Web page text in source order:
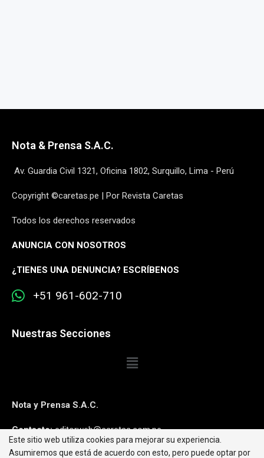
Nota & Prensa S.A.C.
Av. Guardia Civil 1321, Oficina 1802, Surquillo, Lima - Perú
Copyright ©caretas.pe | Por Revista Caretas
Todos los derechos reservados
ANUNCIA CON NOSOTROS
¿TIENES UNA DENUNCIA? ESCRÍBENOS
+51 961-602-710
Nuestras Secciones
Nota y Prensa S.A.C.
Contacto:editorweb@caretas.com.pe
Síguenos:
Este sitio web utiliza cookies para mejorar su experiencia.
Asumiremos que está de acuerdo con esto, pero puede optar por